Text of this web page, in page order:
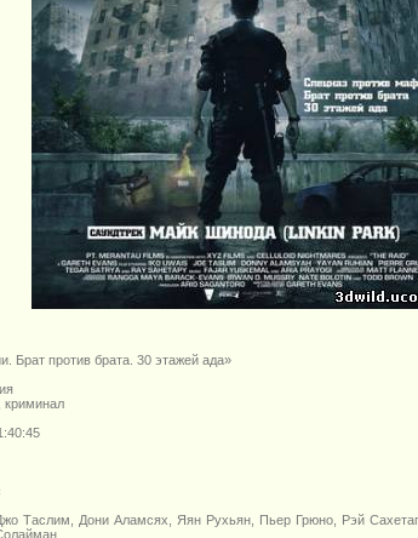
Брат против брата. 30 этажей ада»
криминал
Таслим, Дони Аламсях, Яян Рухьян, Пьер Грюно, Рэй